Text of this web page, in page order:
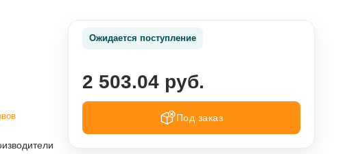
Ожидается поступление
2 503.04 руб.
Под заказ